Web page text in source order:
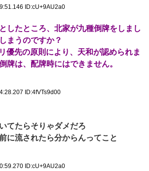
ID:cU+9AU2a0
したところ、北家が九種倒牌をしまし
まうのですか？
の原則により、天和が認められま
牌は、配牌時にはできません。
ID:4fVTs9d00
てたらそりゃダメだろ
に流されたら分からんってこと
ID:cU+9AU2a0